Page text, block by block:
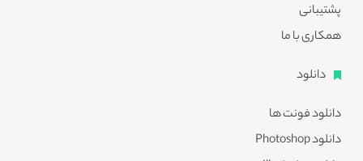
پشتیبانی
همکاری با ما
دانلود
دانلود فونت ها
دانلود Photoshop